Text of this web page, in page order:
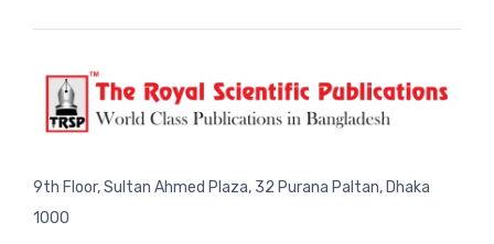
9th Floor, Sultan Ahmed Plaza, 32 Purana Paltan, Dhaka
1000